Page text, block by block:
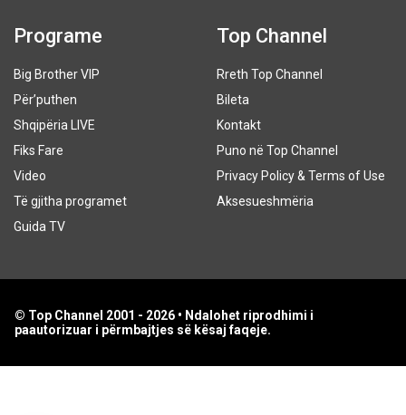
Programe
Big Brother VIP
Për’puthen
Shqipëria LIVE
Fiks Fare
Video
Të gjitha programet
Guida TV
Top Channel
Rreth Top Channel
Bileta
Kontakt
Puno në Top Channel
Privacy Policy & Terms of Use
Aksesueshmëria
© Top Channel 2001 - 2026 • Ndalohet riprodhimi i
paautorizuar i përmbajtjes së kësaj faqeje.